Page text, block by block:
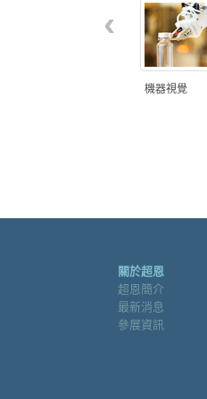
機器視覺
‹
關於超恩
超恩簡介
最新消息
參展資訊